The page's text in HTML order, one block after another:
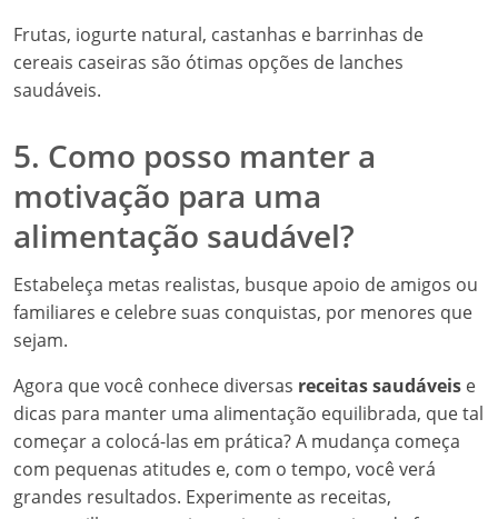
Frutas, iogurte natural, castanhas e barrinhas de
cereais caseiras são ótimas opções de lanches
saudáveis.
5. Como posso manter a
motivação para uma
alimentação saudável?
Estabeleça metas realistas, busque apoio de amigos ou
familiares e celebre suas conquistas, por menores que
sejam.
Agora que você conhece diversas receitas saudáveis e
dicas para manter uma alimentação equilibrada, que tal
começar a colocá-las em prática? A mudança começa
com pequenas atitudes e, com o tempo, você verá
grandes resultados. Experimente as receitas,